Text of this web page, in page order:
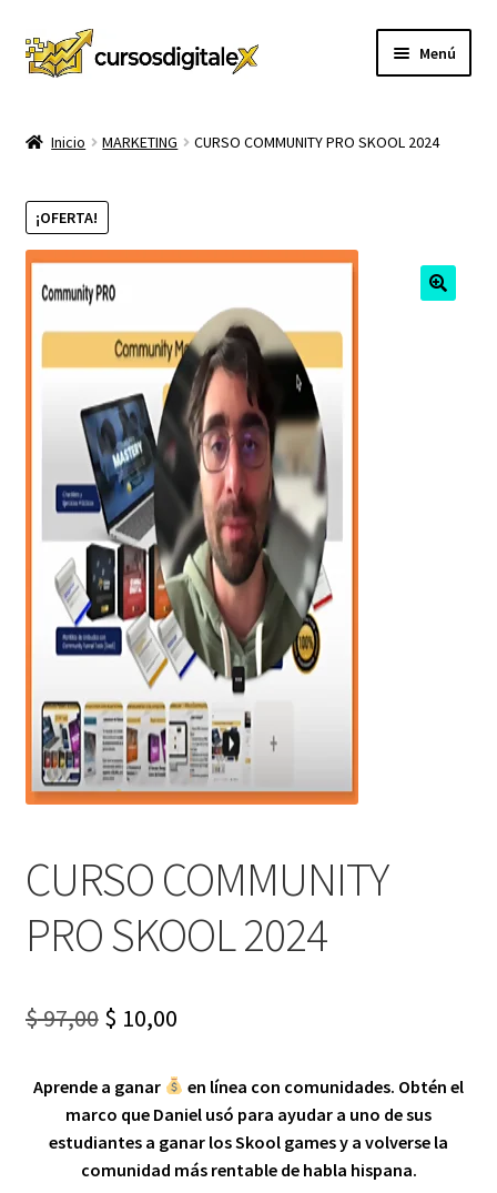
Ir
a
Ir
al
Menú
CURSOS
menú
hijo
MEMBRESIA
CARRITO
CONTACTO
Inicio MARKETING CURSO COMMUNITY PRO SKOOL 2024
¡OFERTA!
CURSO COMMUNITY
PRO SKOOL 2024
$97,00 Original
was:
$ 97,00.
$ 10,00Current
is:
$ 10,00.
Aprende a ganar
en línea con comunidades. Obtén el
marco que Daniel usó para ayudar a uno de sus
estudiantes a ganar los Skool games y a volverse la
comunidad más rentable de habla hispana.